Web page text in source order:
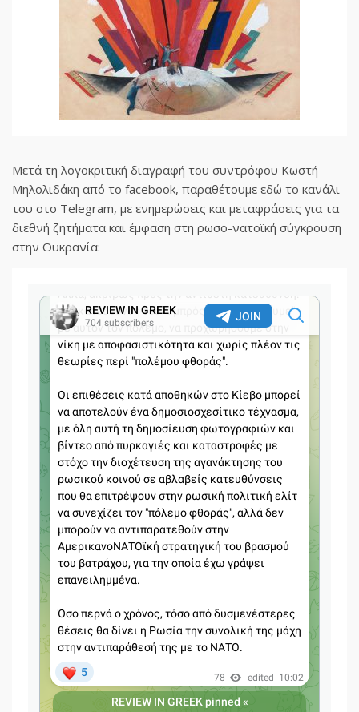
Μετά τη λογοκριτική διαγραφή του συντρόφου Κωστή
Μηλολιδάκη από το facebook, παραθέτουμε εδώ το κανάλι
του στο Telegram, με ενημερώσεις και μεταφράσεις για τα
διεθνή ζητήματα και έμφαση στη ρωσο-νατοϊκή σύγκρουση
στην Ουκρανία: